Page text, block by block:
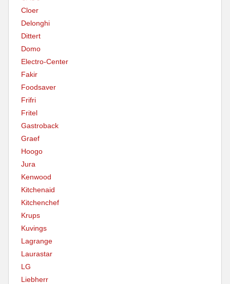
Cloer
Delonghi
Dittert
Domo
Electro-Center
Fakir
Foodsaver
Frifri
Fritel
Gastroback
Graef
Hoogo
Jura
Kenwood
Kitchenaid
Kitchenchef
Krups
Kuvings
Lagrange
Laurastar
LG
Liebherr